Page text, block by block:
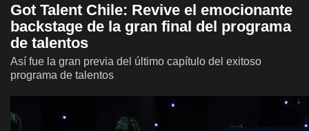
Got Talent Chile: Revive el emocionante
backstage de la gran final del programa
de talentos
Así fue la gran previa del último capítulo del exitoso
programa de talentos